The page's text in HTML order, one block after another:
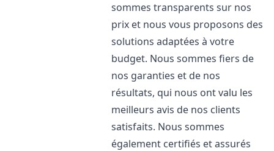
sommes transparents sur nos
prix et nous vous proposons des
solutions adaptées à votre
budget. Nous sommes fiers de
nos garanties et de nos
résultats, qui nous ont valu les
meilleurs avis de nos clients
satisfaits. Nous sommes
également certifiés et assurés